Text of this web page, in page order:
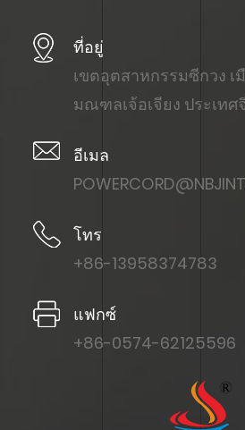
ที่อยู่
เขตอุตสาหกรรมซีกวง เ
มณฑลเจ้อเจียง ประเทศ
อีเมล
โทร
+86-13958374783
แฟกซ์
+86-0574-62125596